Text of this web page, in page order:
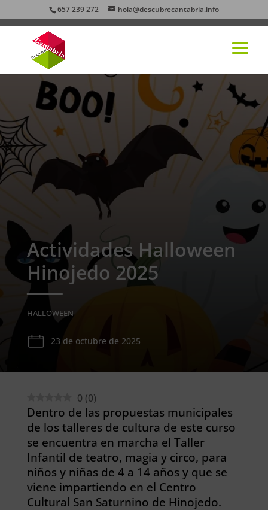
657 239 272 hola@descubrecantabria.info
Actividades Halloween
Hinojedo 2025
HALLOWEEN
23 de octubre de 2025
0 (0)
Dentro de las propuestas municipales
de los talleres de cultura de este curso
se encuentra en marcha el Taller
Infantil de teatro, magia y circo, para
niños y niñas de 4 a 14 años y que se
viene impartiendo en el Centro
Cultural San Saturnino de Hinojedo.